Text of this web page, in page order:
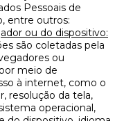
Pessoais de
entre outros:
ou do dispositivo:
são coletadas pela
ou
meio de
à internet, como o
resolução da tela,
operacional,